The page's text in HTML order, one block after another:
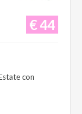
€ 44
con